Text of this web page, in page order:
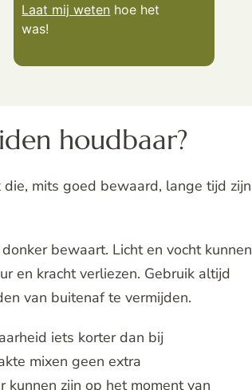
Laat mij weten hoe het
was!
houdbaar?
mits goed bewaard, lange tijd zijn
bewaart. Licht en vocht kunnen
en kracht verliezen. Gebruik altijd
van buitenaf te vermijden.
iets korter dan bij
mixen geen extra
zijn op het moment van